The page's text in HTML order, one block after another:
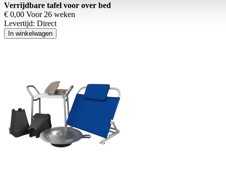
Verrijdbare tafel voor over bed
€ 0,00 Voor 26 weken
Levertijd: Direct
In winkelwagen